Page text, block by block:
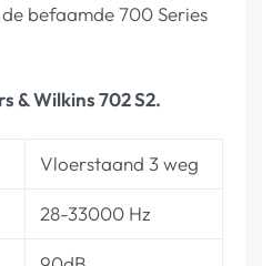
befaamde 700 Series
& Wilkins 702 S2.
Vloerstaand 3 weg
28-33000 Hz